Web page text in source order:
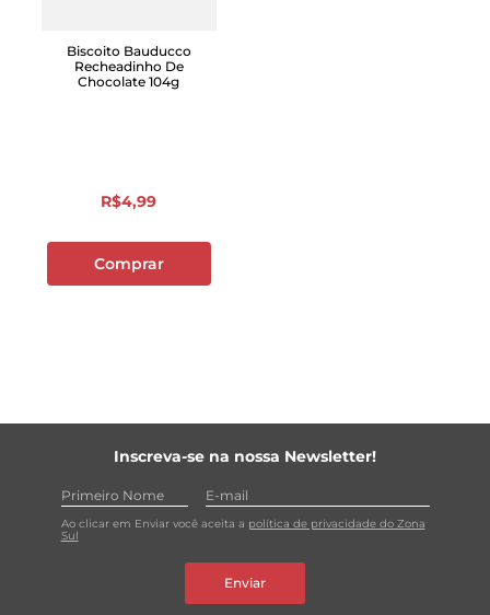
Biscoito Bauducco
Recheadinho De
Chocolate 104g
R$4,99
Comprar
Inscreva-se na nossa Newsletter!
Ao clicar em Enviar você aceita a política de privacidade do Zona
Sul
Enviar